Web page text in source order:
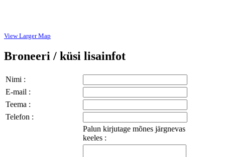
View Larger Map
Broneeri / küsi lisainfot
Nimi :
E-mail :
Teema :
Telefon :
Palun kirjutage mõnes järgnevas
keeles :